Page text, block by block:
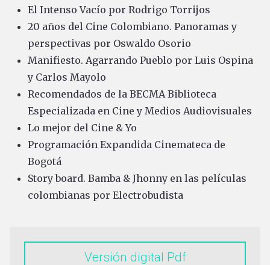
El Intenso Vacío por Rodrigo Torrijos
20 años del Cine Colombiano. Panoramas y
perspectivas por Oswaldo Osorio
Manifiesto. Agarrando Pueblo por Luis Ospina
y Carlos Mayolo
Recomendados de la BECMA Biblioteca
Especializada en Cine y Medios Audiovisuales
Lo mejor del Cine & Yo
Programación Expandida Cinemateca de
Bogotá
Story board. Bamba & Jhonny en las películas
colombianas por Electrobudista
Versión digital